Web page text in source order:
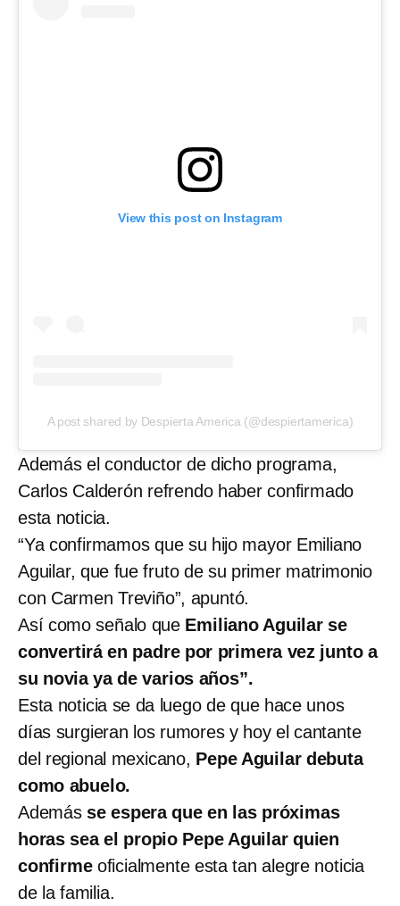
View this post on Instagram
A post shared by Despierta America (@despiertamerica)
Además el conductor de dicho programa,
Carlos Calderón refrendo haber confirmado
esta noticia.
“Ya confirmamos que su hijo mayor Emiliano
Aguilar, que fue fruto de su primer matrimonio
con Carmen Treviño”, apuntó.
Así como señalo que Emiliano Aguilar se
convertirá en padre por primera vez junto a
su novia ya de varios años”.
Esta noticia se da luego de que hace unos
días surgieran los rumores y hoy el cantante
del regional mexicano, Pepe Aguilar debuta
como abuelo.
Además se espera que en las próximas
horas sea el propio Pepe Aguilar quien
confirme oficialmente esta tan alegre noticia
de la familia.